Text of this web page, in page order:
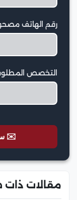
رقم الهاتف
التخصص
✉️
مقالات ذات